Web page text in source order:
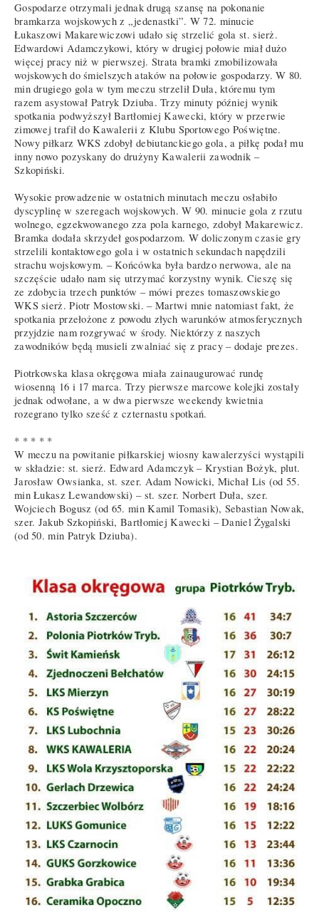
Gospodarze otrzymali jednak drugą szansę na pokonanie
bramkarza wojskowych z „jedenastki”. W 72. minucie
Łukaszowi Makarewiczowi udało się strzelić gola st. sierż.
Edwardowi Adamczykowi, który w drugiej połowie miał dużo
więcej pracy niż w pierwszej. Strata bramki zmobilizowała
wojskowych do śmielszych ataków na połowie gospodarzy. W 80.
min drugiego gola w tym meczu strzelił Duła, któremu tym
razem asystował Patryk Dziuba. Trzy minuty później wynik
spotkania podwyższył Bartłomiej Kawecki, który w przerwie
zimowej trafił do Kawalerii z Klubu Sportowego Poświętne.
Nowy piłkarz WKS zdobył debiutanckiego gola, a piłkę podał mu
inny nowo pozyskany do drużyny Kawalerii zawodnik –
Szkopiński.
Wysokie prowadzenie w ostatnich minutach meczu osłabiło
dyscyplinę w szeregach wojskowych. W 90. minucie gola z rzutu
wolnego, egzekwowanego zza pola karnego, zdobył Makarewicz.
Bramka dodała skrzydeł gospodarzom. W doliczonym czasie gry
strzelili kontaktowego gola i w ostatnich sekundach napędzili
strachu wojskowym. – Końcówka była bardzo nerwowa, ale na
szczęście udało nam się utrzymać korzystny wynik. Cieszę się
ze zdobycia trzech punktów – mówi prezes tomaszowskiego
WKS sierż. Piotr Mostowski. – Martwi mnie natomiast fakt, że
spotkania przełożone z powodu złych warunków atmosferycznych
przyjdzie nam rozgrywać w środy. Niektórzy z naszych
zawodników będą musieli zwalniać się z pracy – dodaje prezes.
Piotrkowska klasa okręgowa miała zainaugurować rundę
wiosenną 16 i 17 marca. Trzy pierwsze marcowe kolejki zostały
jednak odwołane, a w dwa pierwsze weekendy kwietnia
rozegrano tylko sześć z czternastu spotkań.
* * * * *
W meczu na powitanie piłkarskiej wiosny kawalerzyści wystąpili
w składzie: st. sierż. Edward Adamczyk – Krystian Bożyk, plut.
Jarosław Owsianka, st. szer. Adam Nowicki, Michał Lis (od 55.
min Łukasz Lewandowski) – st. szer. Norbert Duła, szer.
Wojciech Bogusz (od 65. min Kamil Tomasik), Sebastian Nowak,
szer. Jakub Szkopiński, Bartłomiej Kawecki – Daniel Żygalski
(od 50. min Patryk Dziuba).